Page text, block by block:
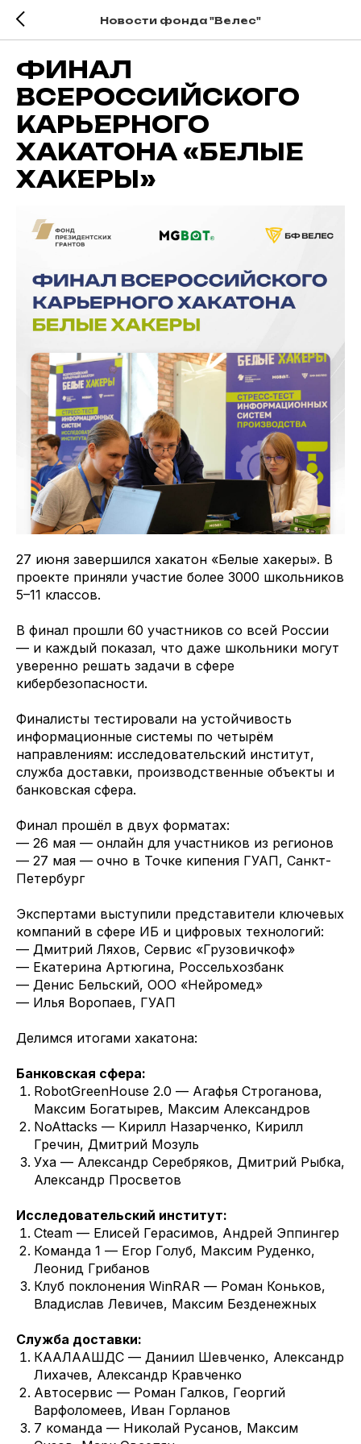
Новости фонда "Велес"
ФИНАЛ
ВСЕРОССИЙСКОГО
КАРЬЕРНОГО
ХАКАТОНА «БЕЛЫЕ
ХАКЕРЫ»
27 июня завершился хакатон «Белые хакеры». В
проекте приняли участие более 3000 школьников
5–11 классов.
В финал прошли 60 участников со всей России
— и каждый показал, что даже школьники могут
уверенно решать задачи в сфере
кибербезопасности.
Финалисты тестировали на устойчивость
информационные системы по четырём
направлениям: исследовательский институт,
служба доставки, производственные объекты и
банковская сфера.
Финал прошёл в двух форматах:
— 26 мая — онлайн для участников из регионов
— 27 мая — очно в Точке кипения ГУАП, Санкт-
Петербург
Экспертами выступили представители ключевых
компаний в сфере ИБ и цифровых технологий:
— Дмитрий Ляхов, Сервис «Грузовичкоф»
— Екатерина Артюгина, Россельхозбанк
— Денис Бельский, ООО «Нейромед»
— Илья Воропаев, ГУАП
Делимся итогами хакатона:
Банковская сфера:
RobotGreenHouse 2.0 — Агафья Строганова,
Максим Богатырев, Максим Александров
NoAttacks — Кирилл Назарченко, Кирилл
Гречин, Дмитрий Мозуль
Уха — Александр Серебряков, Дмитрий Рыбка,
Александр Просветов
Исследовательский институт:
Cteam — Елисей Герасимов, Андрей Эппингер
Команда 1 — Егор Голуб, Максим Руденко,
Леонид Грибанов
Клуб поклонения WinRAR — Роман Коньков,
Владислав Левичев, Максим Безденежных
Служба доставки:
КААЛААШДС — Даниил Шевченко, Александр
Лихачев, Александр Кравченко
Автосервис — Роман Галков, Георгий
Варфоломеев, Иван Горланов
7 команда — Николай Русанов, Максим